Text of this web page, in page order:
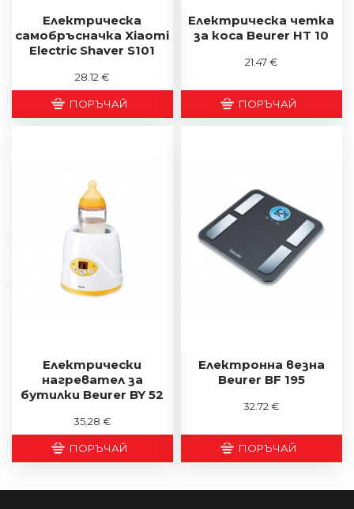
Електрическа
самобръсначка Xiaomi
Electric Shaver S101
28.12 €
ПОРЪЧАЙ
Електрическа четка
за коса Beurer HT 10
21.47 €
ПОРЪЧАЙ
Електрически
нагревател за
бутилки Beurer BY 52
35.28 €
ПОРЪЧАЙ
Електронна везна
Beurer BF 195
32.72 €
ПОРЪЧАЙ